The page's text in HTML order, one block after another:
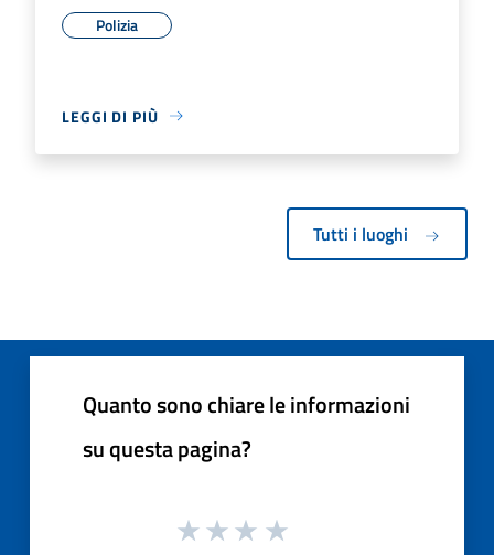
Polizia
LEGGI DI PIÙ
Tutti i luoghi
Quanto sono chiare le informazioni
su questa pagina?